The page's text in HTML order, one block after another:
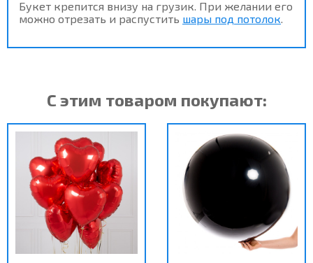
Букет крепится внизу на грузик. При желании его
можно отрезать и распустить шары под потолок
С этим товаром покупают: